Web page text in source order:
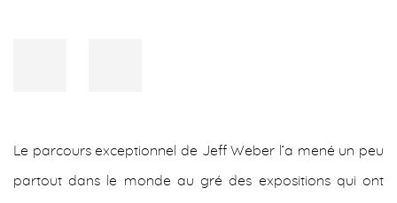
Le parcours exceptionnel de Jeff Weber l’a mené un peu
partout dans le monde au gré des expositions qui ont